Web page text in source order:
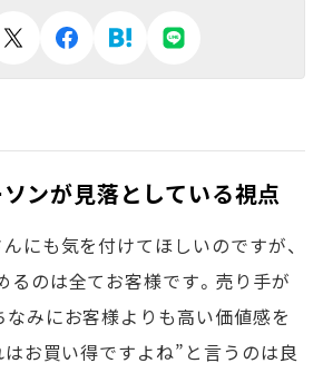
ンが見落としている視点
にも気を付けてほしいのですが、
るのは全てお客様です。売り手が
なみにお客様よりも高い価値感を
はお買い得ですよね”と言うのは良